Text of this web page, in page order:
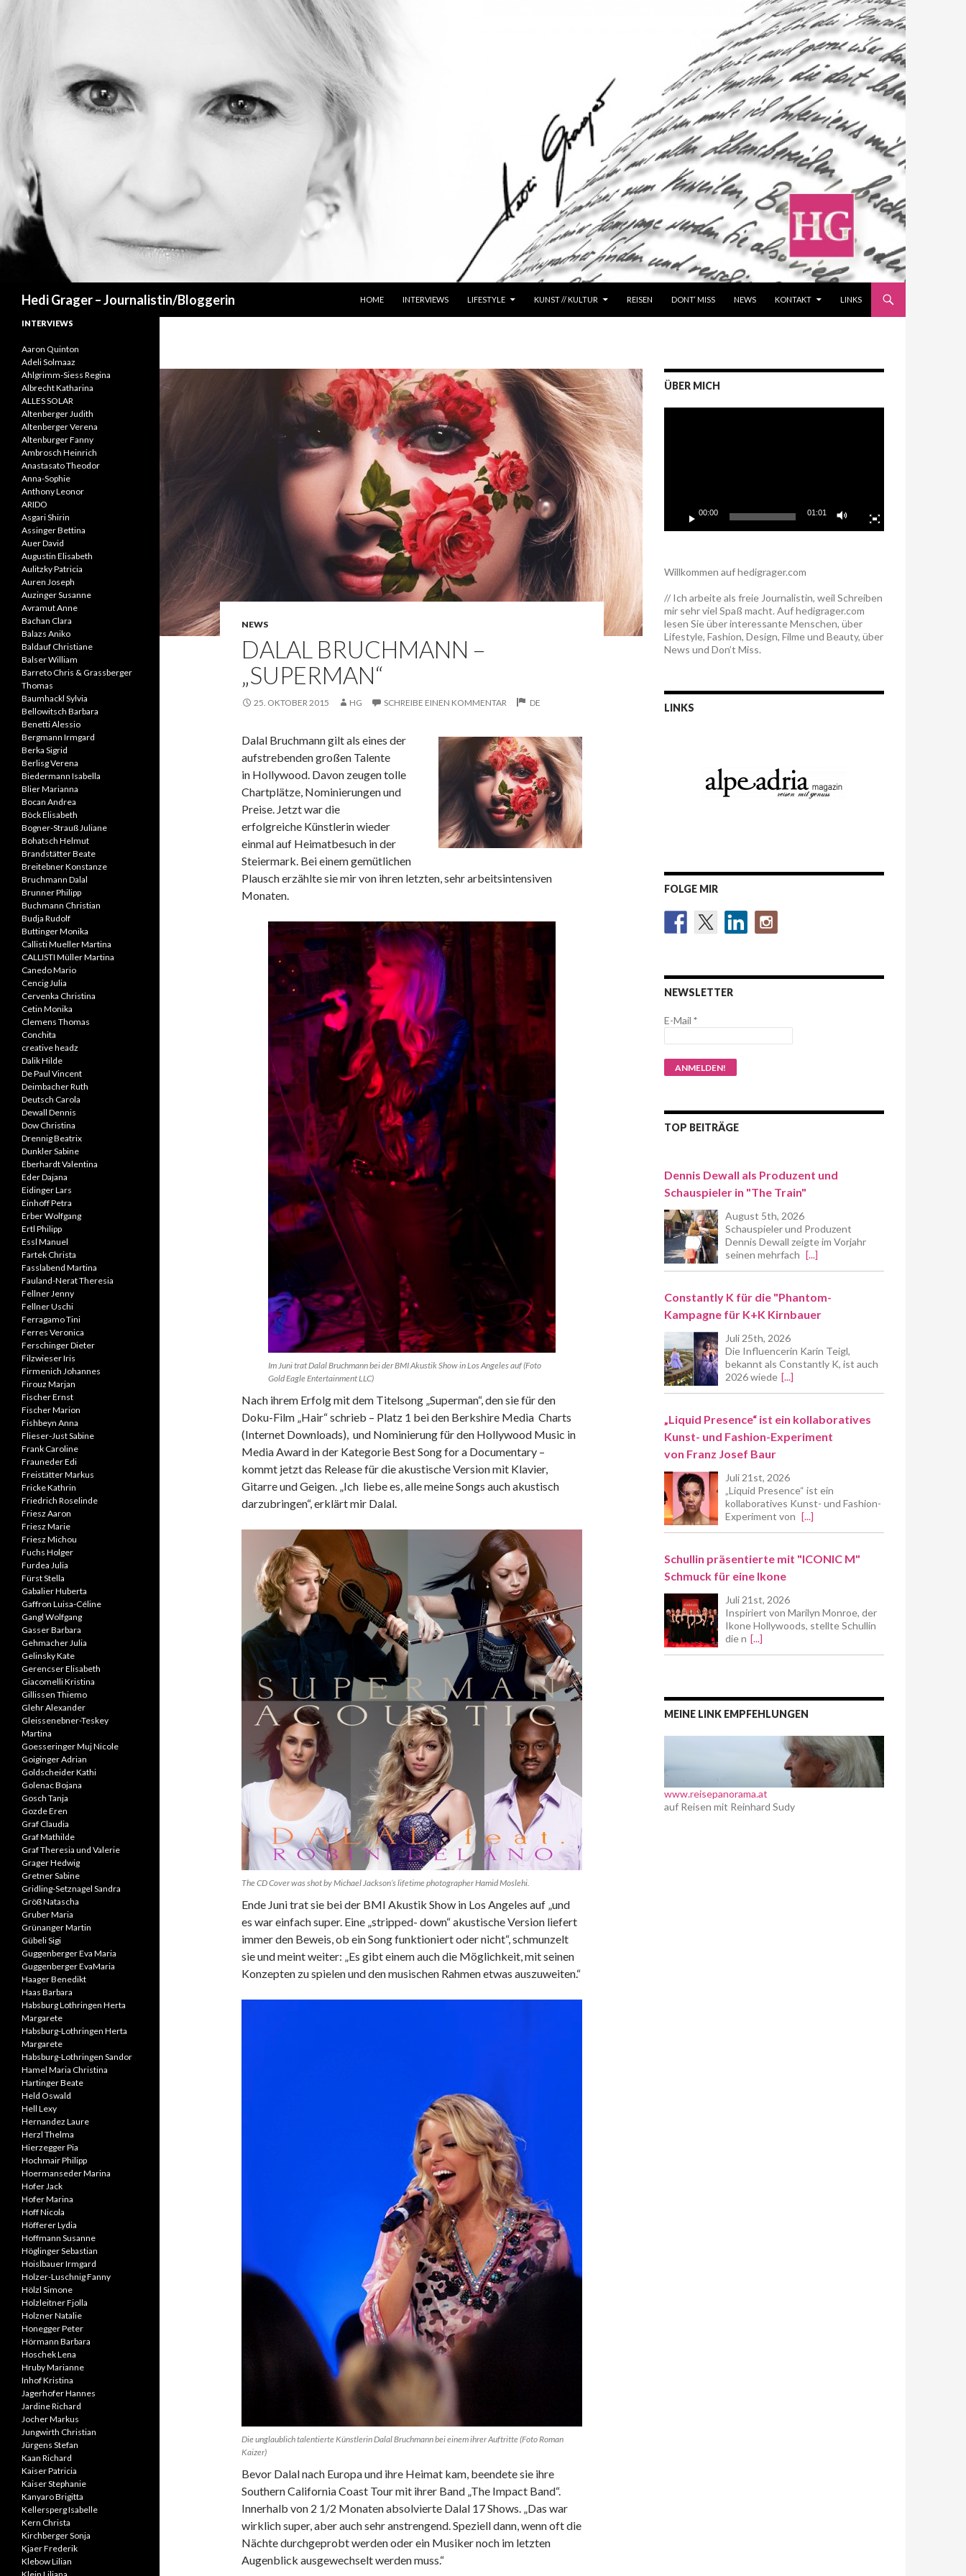
Hedi Grager – Journalistin/Bloggerin
HOME
INTERVIEWS LIFESTYLE KUNST // KULTUR REISEN DONT‘ MISS NEWS KONTAKT LINKS
NEWS
DALAL BRUCHMANN –
„SUPERMAN“
25. OKTOBER 2015 HG SCHREIBE EINEN KOMMENTAR DE
Dalal Bruchmann gilt als eines der
aufstrebenden großen Talente
in Hollywood. Davon zeugen tolle
Chartplätze, Nominierungen und
Preise. Jetzt war die
erfolgreiche Künstlerinwieder
einmal auf Heimatbesuch in der
Steiermark. Bei einem gemütlichen
Plausch erzählte sie mir von ihren letzten, sehr arbeitsintensiven
Monaten.
Im Juni trat Dalal Bruchmann bei der BMI Akustik Show in Los Angeles auf (Foto
Gold Eagle Entertainment LLC)
Nach ihrem Erfolg mit dem Titelsong „Superman“, den sie für den
Doku-Film „Hair“ schrieb – Platz 1 bei den Berkshire Media Charts
(Internet Downloads), und Nominierung für den Hollywood Music in
Media Award in der Kategorie Best Song for a Documentary –
kommt jetzt das Release für die akustische Version mit Klavier,
Gitarre und Geigen. „Ich liebe es, alle meine Songs auch akustisch
darzubringen“, erklärt mir Dalal.
The CD Cover was shot by Micha​el Jackson’s lifetime photographer Hamid Moslehi.
Ende Juni trat sie bei der BMI Akustik Show in Los Angeles auf „und
es war einfach super. Eine „stripped- down“ akustische Version liefert
immer den Beweis, ob ein Song funktioniert oder nicht“, schmunzelt
sie und meint weiter: „Es gibt einem auch die Möglichkeit, mit seinen
Konzepten zu spielen und den musischen Rahmen etwas auszuweiten.“
Die unglaublich talentierte Künstlerin Dalal Bruchmann bei einem ihrer Auftritte (Foto Roman
Kaizer)
Bevor Dalal nach Europa und ihre Heimat kam, beendete sie ihre
Southern California Coast Tour mit ihrer Band „The Impact Band“.
Innerhalb von 2 1/2 Monaten absolvierte Dalal 17 Shows. „Das war
wirklich super, aber auch sehr anstrengend. Speziell dann, wenn oft die
Nächte durchgeprobt werden oder ein Musiker noch im letzten
Augenblick ausgewechselt werden muss.“
ÜBER MICH
00:00 01:01
Willkommen auf hedigrager.com
// Ich arbeite als freie Journalistin, weil Schreiben
mir sehr viel Spaß macht. Auf hedigrager.com
lesen Sie über interessante Menschen, über
Lifestyle, Fashion, Design, Filme und Beauty, über
News und Don’t Miss.
LINKS
FOLGE MIR
NEWSLETTER
E-Mail *
TOP BEITRÄGE
Dennis Dewall als Produzent und
Schauspieler in "The Train"
August 5th, 2026
Schauspieler und Produzent
Dennis Dewall zeigte im Vorjahr
seinen mehrfach [...]
Constantly K für die "Phantom-
Kampagne für K+K Kirnbauer
Juli 25th, 2026
Die Influencerin Karin Teigl,
bekannt als Constantly K, ist auch
2026 wiede [...]
„Liquid Presence“ ist ein kollaboratives
Kunst- und Fashion-Experiment
von Franz Josef Baur
Juli 21st, 2026
„Liquid Presence“ ist ein
kollaboratives Kunst- und Fashion-
Experiment von [...]
Schullin präsentierte mit "ICONIC M"
Schmuck für eine Ikone
Juli 21st, 2026
Inspiriert von Marilyn Monroe, der
Ikone Hollywoods, stellte Schullin
die n [...]
MEINE LINK EMPFEHLUNGEN
www.reisepanorama.at
auf Reisen mit Reinhard Sudy
INTERVIEWS
Aaron Quinton
Adeli Solmaaz
Ahlgrimm-Siess Regina
Albrecht Katharina
ALLES SOLAR
Altenberger Judith
Altenberger Verena
Altenburger Fanny
Ambrosch Heinrich
Anastasato Theodor
Anna-Sophie
Anthony Leonor
ARIDO
Asgari Shirin
Assinger Bettina
Auer David
Augustin Elisabeth
Aulitzky Patricia
Auren Joseph
Auzinger Susanne
Avramut Anne
Bachan Clara
Balazs Aniko
Baldauf Christiane
Balser William
Barreto Chris & Grassberger
Thomas
Baumhackl Sylvia
Bellowitsch Barbara
Benetti Alessio
Bergmann Irmgard
Berka Sigrid
Berlisg Verena
Biedermann Isabella
Blier Marianna
Bocan Andrea
Böck Elisabeth
Bogner-Strauß Juliane
Bohatsch Helmut
Brandstätter Beate
Breitebner Konstanze
Bruchmann Dalal
Brunner Philipp
Buchmann Christian
Budja Rudolf
Buttinger Monika
Callisti Mueller Martina
CALLISTI Müller Martina
Canedo Mario
Cencig Julia
Cervenka Christina
Cetin Monika
Clemens Thomas
Conchita
creative headz
Dalik Hilde
De Paul Vincent
Deimbacher Ruth
Deutsch Carola
Dewall Dennis
Dow Christina
Drennig Beatrix
Dunkler Sabine
Eberhardt Valentina
Eder Dajana
Eidinger Lars
Einhoff Petra
Erber Wolfgang
Ertl Philipp
Essl Manuel
Fartek Christa
Fasslabend Martina
Fauland-Nerat Theresia
Fellner Jenny
Fellner Uschi
Ferragamo Tini
Ferres Veronica
Ferschinger Dieter
Filzwieser Iris
Firmenich Johannes
Firouz Marjan
Fischer Ernst
Fischer Marion
Fishbeyn Anna
Flieser-Just Sabine
Frank Caroline
Frauneder Edi
Freistätter Markus
Fricke Kathrin
Friedrich Roselinde
Friesz Aaron
Friesz Marie
Friesz Michou
Fuchs Holger
Furdea Julia
Fürst Stella
Gabalier Huberta
Gaffron Luisa-Céline
Gangl Wolfgang
Gasser Barbara
Gehmacher Julia
Gelinsky Kate
Gerencser Elisabeth
Giacomelli Kristina
Gillissen Thiemo
Glehr Alexander
Gleissenebner-Teskey
Martina
Goesseringer Muj Nicole
Goiginger Adrian
Goldscheider Kathi
Golenac Bojana
Gosch Tanja
Gozde Eren
Graf Claudia
Graf Mathilde
Graf Theresia und Valerie
Grager Hedwig
Gretner Sabine
Gridling-Setznagel Sandra
Größ Natascha
Gruber Maria
Grünanger Martin
Gübeli Sigi
Guggenberger Eva Maria
Guggenberger EvaMaria
Haager Benedikt
Haas Barbara
Habsburg Lothringen Herta
Margarete
Habsburg-Lothringen Herta
Margarete
Habsburg-Lothringen Sandor
Hamel Maria Christina
Hartinger Beate
Held Oswald
Hell Lexy
Hernandez Laure
Herzl Thelma
Hierzegger Pia
Hochmair Philipp
Hoermanseder Marina
Hofer Jack
Hofer Marina
Hoff Nicola
Höfferer Lydia
Hoffmann Susanne
Höglinger Sebastian
Hoislbauer Irmgard
Holzer-Luschnig Fanny
Hölzl Simone
Holzleitner Fjolla
Holzner Natalie
Honegger Peter
Hörmann Barbara
Hoschek Lena
Hruby Marianne
Inhof Kristina
Jagerhofer Hannes
Jardine Richard
Jocher Markus
Jungwirth Christian
Jürgens Stefan
Kaan Richard
Kaiser Patricia
Kaiser Stephanie
Kanyaro Brigitta
Kellersperg Isabelle
Kern Christa
Kirchberger Sonja
Kjaer Frederik
Klebow Lilian